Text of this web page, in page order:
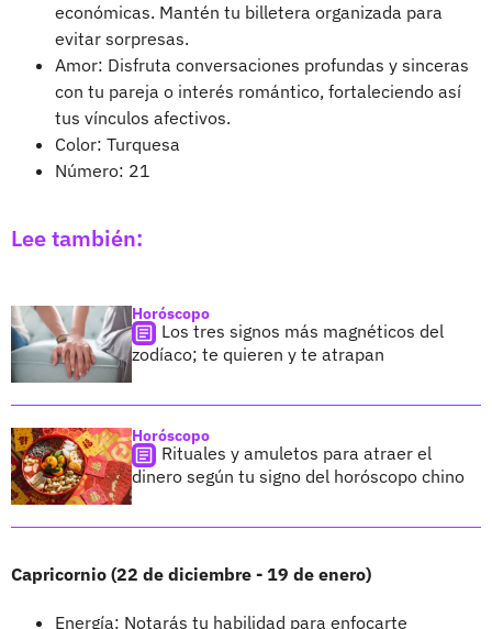
económicas. Mantén tu billetera organizada para
evitar sorpresas.
Amor: Disfruta conversaciones profundas y sinceras
con tu pareja o interés romántico, fortaleciendo así
tus vínculos afectivos.
Color: Turquesa
Número: 21
Lee también:
Horóscopo
Los tres signos más magnéticos del
zodíaco; te quieren y te atrapan
Horóscopo
Rituales y amuletos para atraer el
dinero según tu signo del horóscopo chino
Capricornio (22 de diciembre - 19 de enero)
Energía: Notarás tu habilidad para enfocarte